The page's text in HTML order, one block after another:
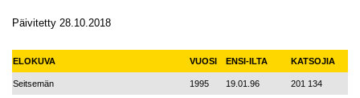
Päivitetty 28.10.2018
ELOKUVA VUOSI ENSI-ILTA KATSOJIA
Seitsemän 1995 19.01.96 201 134